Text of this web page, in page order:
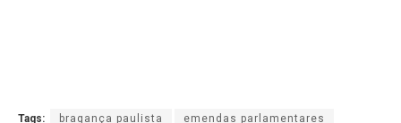
Tags: bragança paulista emendas parlamentares